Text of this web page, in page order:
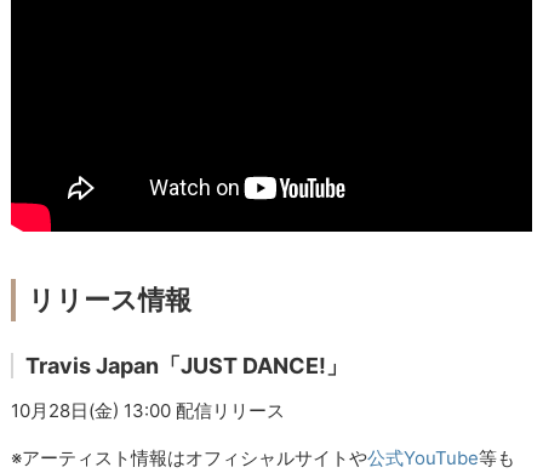
リリース情報
Travis Japan「JUST DANCE!」
10月28日(金) 13:00 配信リリース
※アーティスト情報はオフィシャルサイトや公式YouTube等も